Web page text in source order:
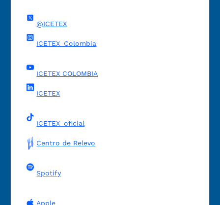
@ICETEX
ICETEX_Colombia
ICETEX COLOMBIA
ICETEX
ICETEX_oficial
Centro de Relevo
Spotify
Apple